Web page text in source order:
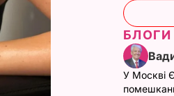
БЛОГИ
У Москві